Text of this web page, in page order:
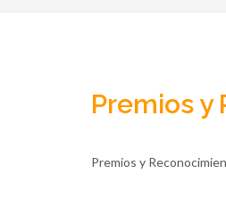
Premios
Premios y